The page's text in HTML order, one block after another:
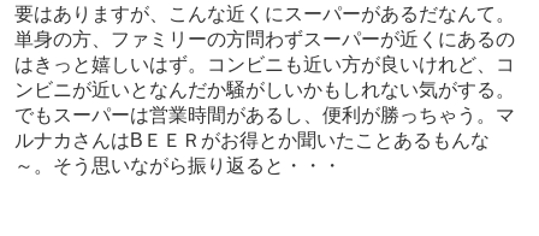
要はありますが、こんな近くにスーパーがあるだなんて。
単身の方、ファミリーの方問わずスーパーが近くにあるの
はきっと嬉しいはず。コンビニも近い方が良いけれど、コ
ンビニが近いとなんだか騒がしいかもしれない気がする。
でもスーパーは営業時間があるし、便利が勝っちゃう。マ
ルナカさんはBＥＥＲがお得とか聞いたことあるもんな
～。そう思いながら振り返ると・・・